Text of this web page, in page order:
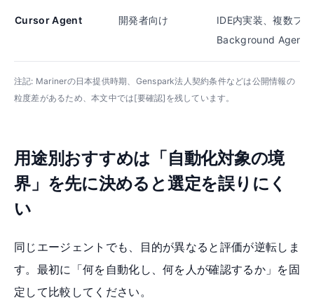
Cursor Agent 開発者向け
IDE内実装、複数フ
Background Agent
注記: Marinerの日本提供時期、Genspark法人契約条件などは公開情報の
粒度差があるため、本文中では[要確認]を残しています。
用途別おすすめは「自動化対象の境
界」を先に決めると選定を誤りにく
い
同じエージェントでも、目的が異なると評価が逆転しま
す。最初に「何を自動化し、何を人が確認するか」を固
定して比較してください。